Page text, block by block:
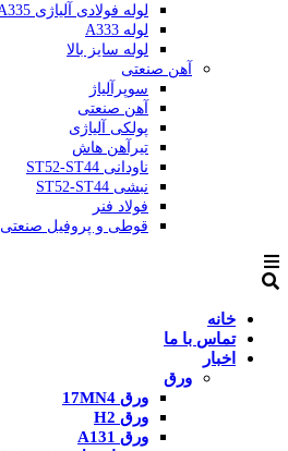
لوله فولادی آلیاژی A333 – A335
لوله A333
لوله سایز بالا
آهن صنعتی
سوپرآلیاژ
آهن صنعتی
پولکی آلیاژی
تیرآهن هاش
ناودانی ST52-ST44
نبشی ST52-ST44
فولاد فنر
قوطی و پروفیل صنعتی
خانه
تماس با ما
اخبار
ورق
ورق 17MN4
ورق H2
ورق A131